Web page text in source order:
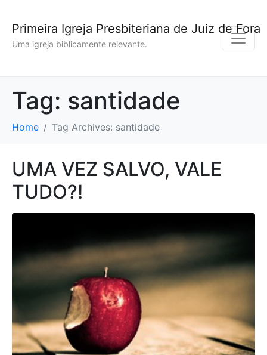
Primeira Igreja Presbiteriana de Juiz de Fora
Uma igreja biblicamente relevante.
Tag: santidade
Home Tag Archives: santidade
UMA VEZ SALVO, VALE
TUDO?!